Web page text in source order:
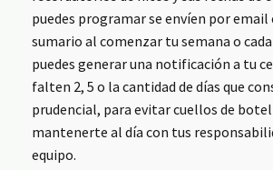
puedes programar se envíen por email
sumario al comenzar tu semana o
puedes generar una notificación a tu
falten 2, 5 o la cantidad de días que
prudencial, para evitar cuellos de
mantenerte al día con tus
equipo.